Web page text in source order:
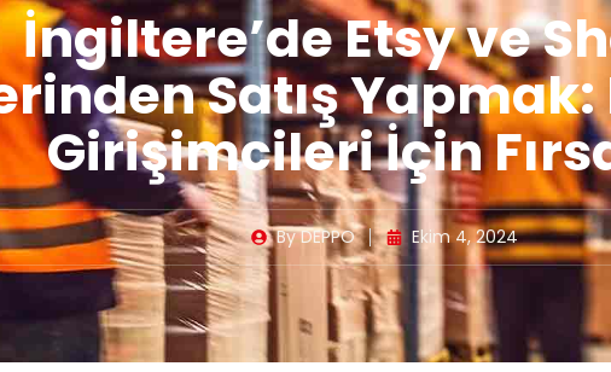
İngiltere’de Etsy ve
Satış
Girişimcileri İçin
ByDEPPO Ekim 4, 2024